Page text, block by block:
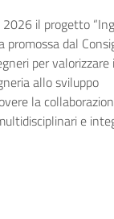
il progetto
promossa dal
per valorizzare
allo sviluppo
la
e